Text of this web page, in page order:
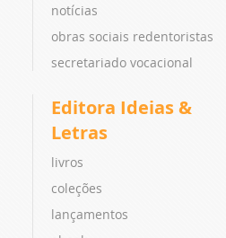
notícias
obras sociais redentoristas
secretariado vocacional
Editora Ideias &
Letras
livros
coleções
lançamentos